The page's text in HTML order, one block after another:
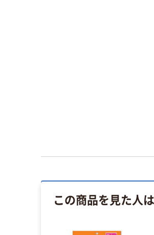
この商品を見た人